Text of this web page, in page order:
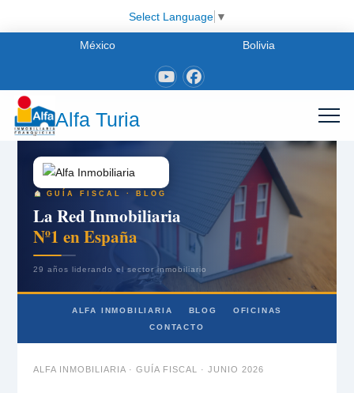
Select Language ▼
México Bolivia
Alfa Turia
GUÍA FISCAL · BLOG
La Red Inmobiliaria
Nº1 en España
29 años liderando el sector inmobiliario
ALFA INMOBILIARIA BLOG
OFICINAS
CONTACTO
ALFA INMOBILIARIA · GUÍA FISCAL · JUNIO 2026